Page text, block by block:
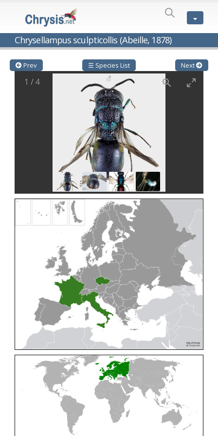
Chrysellampus sculpticollis (Abeille, 1878)
Genus:
Cleptes
1802
Cleptes aerosusFörster, 1853
Cleptes afer
Lucas, 1849
Linsenmaier, 1968
Semenow, 1891
Linsenmaier, 1968
Mercet, 1904
Cleptes nigritus rhodosensisMóczár, 2000
(Fabricius, 1793)
Cleptes nyonensisMóczár, 1997
Cleptes obsoletus
Semenov, 1891
Cleptes orientalis
Dahlbom, 1854
Lepeletier, 1806
Móczár, 1968
Buysson, 1886
Linsenmaier, 1986
Mocsáry, 1889
(Linnaeus, 1761)
Tournier, 1879
(Fabricius, 1794)
Cleptes triestensisMóczár, 2000
[E]
Elampus albipennis
Elampus ambiguusDahlbom, 1845
Elampus bidens(Förster, 1853)
Elampus cecchiniae (Semenov, 1967)
Elampus constrictus
(Förster, 1853)
Elampus foveatus
(Mocsáry, 1914)
(Buysson, 1892)
(Fabricius, 1804)
(Dahlbom, 1854)
(Semenov, 1967)
(Förster, 1853)
Prev ☰ Species List Next
1 /4